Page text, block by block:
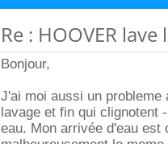
Re : HOOVER
Bonjour,
J'ai moi aussi un
lavage et fin qui clignotent
eau. Mon arrivée d'eau est